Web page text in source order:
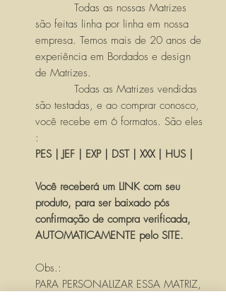
Todas as nossas Matrizes
são feitas linha por linha em nossa
empresa. Temos mais de 20 anos de
experiência em Bordados e design
de Matrizes.
Todas as Matrizes vendidas
são testadas, e ao comprar conosco,
você recebe em 6 formatos. São eles
:
PES | JEF | EXP | DST | XXX | HUS |
Você receberá um LINK com seu
produto, para ser baixado pós
confirmação de compra verificada,
AUTOMATICAMENTE pelo SITE.
Obs.:
PARA PERSONALIZAR ESSA MATRIZ,